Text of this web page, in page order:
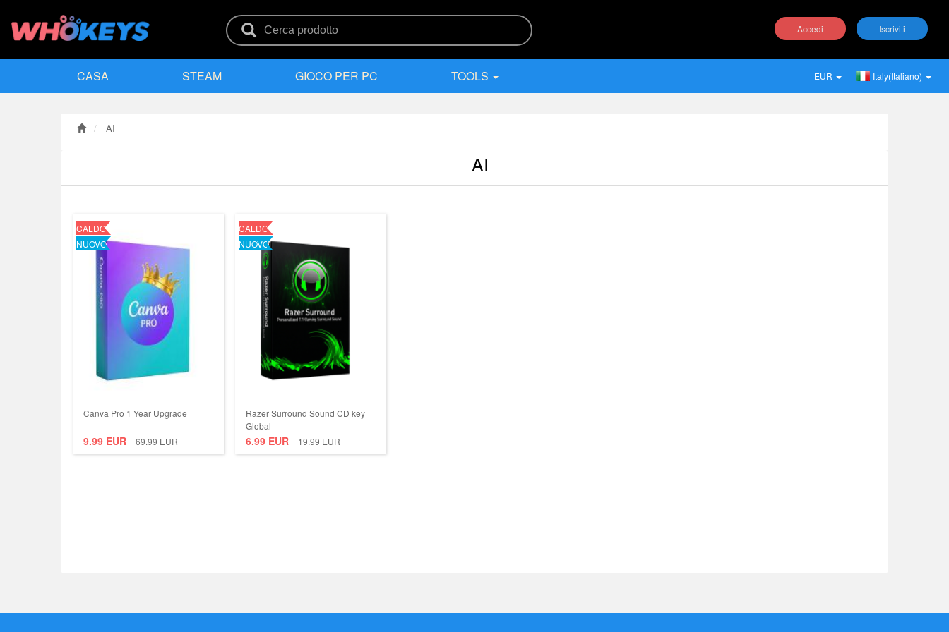
Accedi Iscriviti
CASA STEAM GIOCO PER PC TOOLS EUR Italy(Italiano)
AI
AI
CALDO
NUOVO
Canva Pro 1 Year Upgrade
9.99 EUR 69.99EUR
CALDO
NUOVO
Razer Surround Sound CD key
Global
6.99 EUR 19.99EUR